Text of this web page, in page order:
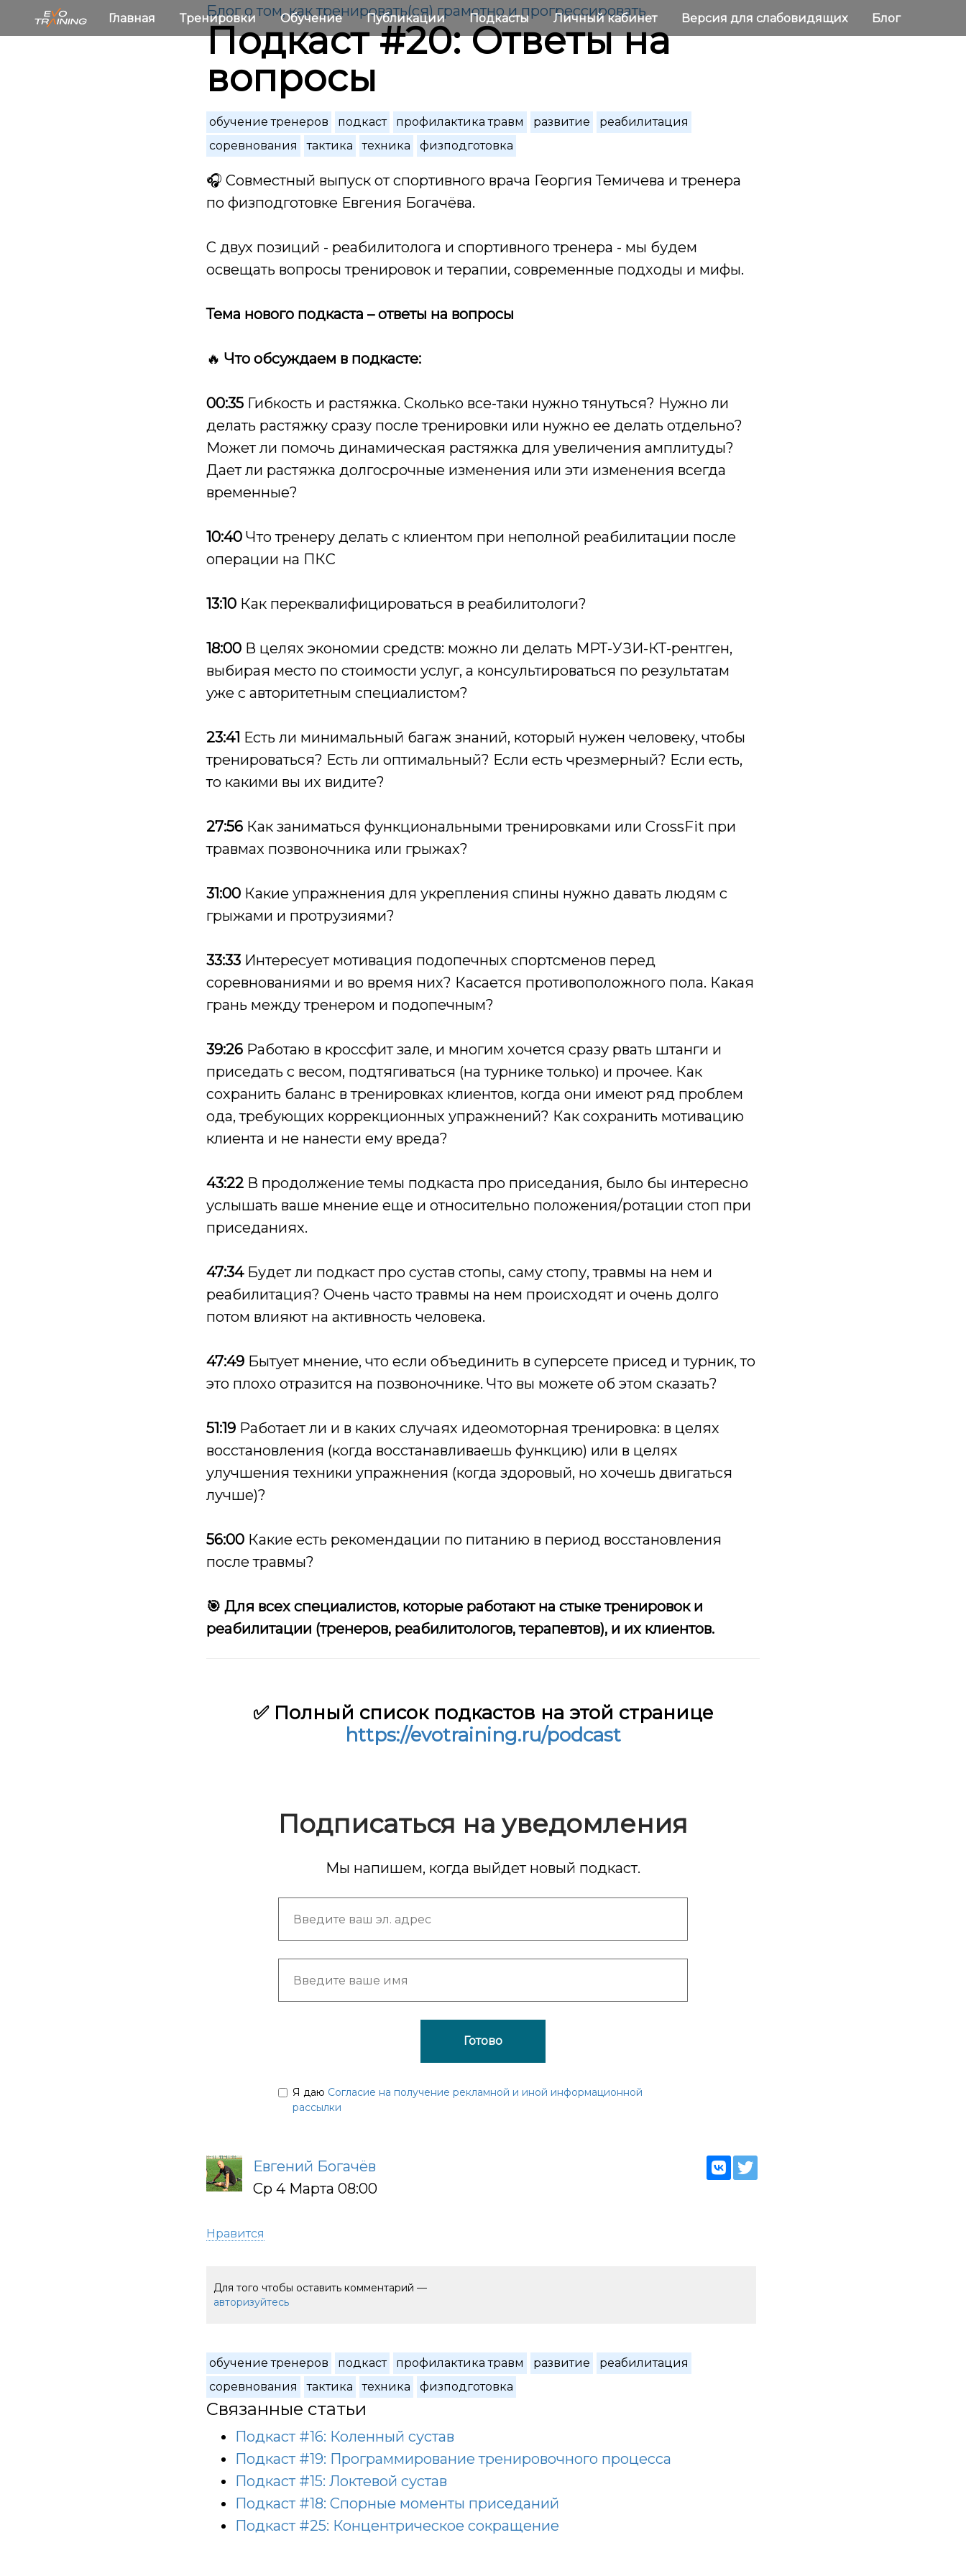
Главная Тренировки Обучение Публикации Подкасты Личный кабинет Версия для слабовидящих Блог
Блог о том, как тренировать(ся) грамотно и прогрессировать
Подкаст #20: Ответы на
вопросы
обучение тренеров подкаст профилактика травм развитие
реабилитация
соревнования
тактика техника физподготовка
🎧 Совместный выпуск от спортивного врача Георгия Темичева и тренера
по физподготовке Евгения Богачёва.
С двух позиций - реабилитолога и спортивного тренера - мы будем
освещать вопросы тренировок и терапии, современные подходы и мифы.
Тема нового подкаста – ответы на вопросы
🔥 Что обсуждаем в подкасте:
00:35 Гибкость и растяжка. Сколько все-таки нужно тянуться? Нужно ли
делать растяжку сразу после тренировки или нужно ее делать отдельно?
Может ли помочь динамическая растяжка для увеличения амплитуды?
Дает ли растяжка долгосрочные изменения или эти изменения всегда
временные?
10:40 Что тренеру делать с клиентом при неполной реабилитации после
операции на ПКС
13:10 Как переквалифицироваться в реабилитологи?
18:00 В целях экономии средств: можно ли делать МРТ-УЗИ-КТ-рентген,
выбирая место по стоимости услуг, а консультироваться по результатам
уже с авторитетным специалистом?
23:41 Есть ли минимальный багаж знаний, который нужен человеку, чтобы
тренироваться? Есть ли оптимальный? Если есть чрезмерный? Если есть,
то какими вы их видите?
27:56 Как заниматься функциональными тренировками или CrossFit при
травмах позвоночника или грыжах?
31:00 Какие упражнения для укрепления спины нужно давать людям с
грыжами и протрузиями?
33:33 Интересует мотивация подопечных спортсменов перед
соревнованиями и во время них? Касается противоположного пола. Какая
грань между тренером и подопечным?
39:26 Работаю в кроссфит зале, и многим хочется сразу рвать штанги и
приседать с весом, подтягиваться (на турнике только) и прочее. Как
сохранить баланс в тренировках клиентов, когда они имеют ряд проблем
ода, требующих коррекционных упражнений? Как сохранить мотивацию
клиента и не нанести ему вреда?
43:22 В продолжение темы подкаста про приседания, было бы интересно
услышать ваше мнение еще и относительно положения/ротации стоп при
приседаниях.
47:34Будет ли подкаст про сустав стопы, саму стопу, травмы на нем и
реабилитация? Очень часто травмы на нем происходят и очень долго
потом влияют на активность человека.
47:49 Бытует мнение, что если объединить в суперсете присед и турник, то
это плохо отразится на позвоночнике. Что вы можете об этом сказать?
51:19 Работает ли и в каких случаях идеомоторная тренировка: в целях
восстановления (когда восстанавливаешь функцию) или в целях
улучшения техники упражнения (когда здоровый, но хочешь двигаться
лучше)?
56:00 Какие есть рекомендации по питанию в период восстановления
после травмы?
🎯 Для всех специалистов, которые работают на стыке тренировок и
реабилитации (тренеров, реабилитологов, терапевтов), и их клиентов.
✅ Полный список подкастов на этой странице
https://evotraining.ru/podcast
Подписаться на уведомления
Мы напишем, когда выйдет новый подкаст.
Готово
Я даю Согласие на получение рекламной и иной информационной
рассылки
Евгений Богачёв
Ср 4 Марта 08:00
Нравится
Для того чтобы оставить комментарий —
авторизуйтесь
обучение тренеров подкаст профилактика травм развитие
реабилитация
соревнования
тактика техника физподготовка
Связанные статьи
Подкаст #16: Коленный сустав
Подкаст #19: Программирование тренировочного процесса
Подкаст #15: Локтевой сустав
Подкаст #18: Спорные моменты приседаний
Подкаст #25: Концентрическое сокращение